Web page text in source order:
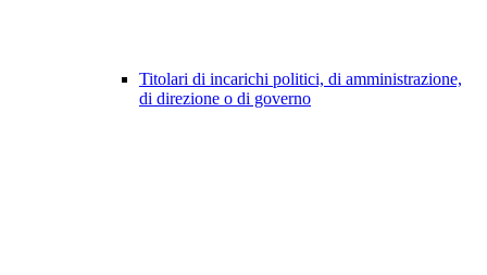
Titolari di incarichi politici, di amministrazione,
di direzione o di governo